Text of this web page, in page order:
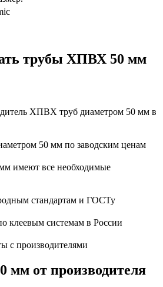
трубы ХПВХ 50 мм
ХПВХ труб диаметром 50 мм в
50 мм по заводским ценам
имеют все необходимые
стандартам и ГОСТу
клеевым системам в России
с производителями
от производителя